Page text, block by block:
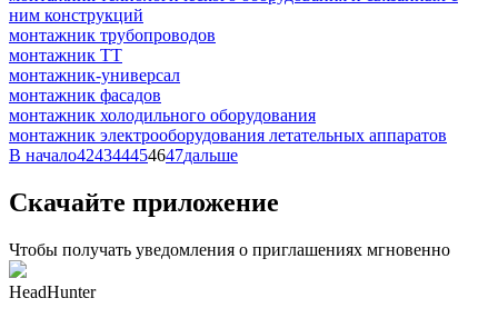
ним конструкций
монтажник трубопроводов
монтажник ТТ
монтажник-универсал
монтажник фасадов
монтажник холодильного оборудования
монтажник электрооборудования летательных аппаратов
В начало424344454647дальше
Скачайте приложение
Чтобы получать уведомления о приглашениях мгновенно
HeadHunter